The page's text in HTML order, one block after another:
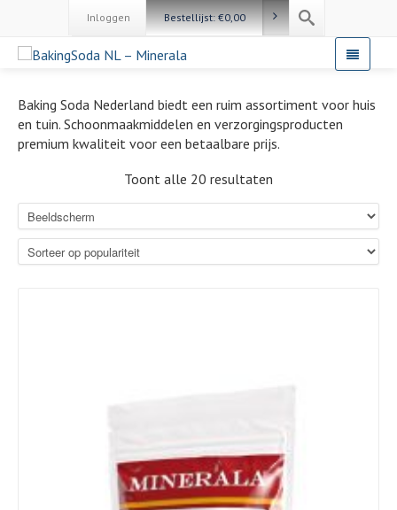
Inloggen Bestellijst:€0,00
Baking Soda Nederland biedt een ruim assortiment voor huis
en tuin. Schoonmaakmiddelen en verzorgingsproducten
premium kwaliteit voor een betaalbare prijs.
Toont alle 20 resultaten